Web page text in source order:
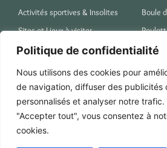
Politique de confidentialité
Nous utilisons des cookies pour
de navigation, diffuser des publicités
personnalisés et analyser notre
"Accepter tout", vous consentez à
cookies.
Activités sportives & Insolites
Sites et Lieux à visiter
Chouette il pleut
Boule
Contact
32 Le Grand Villouet, 35120 Baguer-
coramille.kermalo@gmail.com
06 24 87 00 28